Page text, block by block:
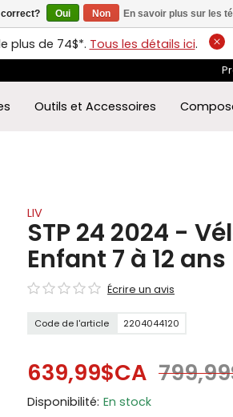
plus de 74$*. Tous les détails ici.
Outils et Accessoires
LIV
STP 24 2024 -
Enfant 7 à 12 ans
Écrire un avis
Code de l'article 2204044120
639,99$CA
Disponibilité: En stock
correct? Oui Non En savoir plus sur les